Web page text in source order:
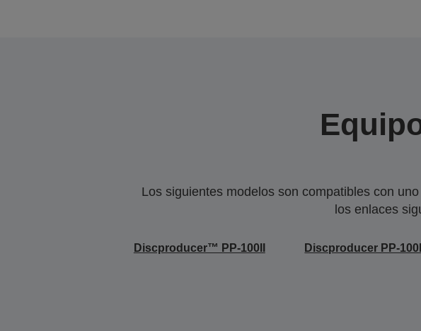
Los siguientes modelos son compatibles con
los enlaces
Discproducer™ PP-100II Discproducer PP-100III